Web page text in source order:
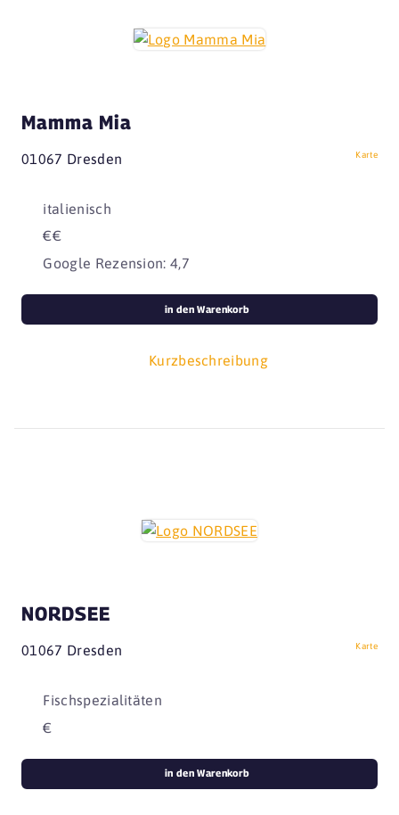
Mamma Mia
01067 Dresden Karte
italienisch
€€
Google Rezension: 4,7
Kurzbeschreibung
in den Warenkorb
NORDSEE
01067 Dresden Karte
Fischspezialitäten
€
in den Warenkorb